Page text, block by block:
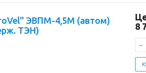
ЭВПМ-4,5М (автом)
ТЭН)
8